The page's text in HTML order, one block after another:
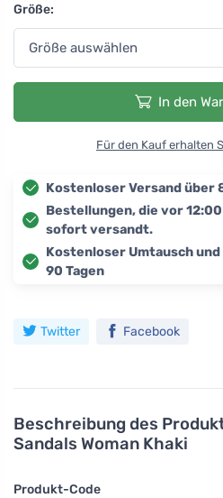
Beschreibung des
Sandals Woman Khaki
Produkt-Code
Größe:
In den
Für den Kauf erhalten
Kostenloser Versand über
Bestellungen, die vor
sofort versandt.
Kostenloser Umtausch
90 Tagen
Twitter Facebook